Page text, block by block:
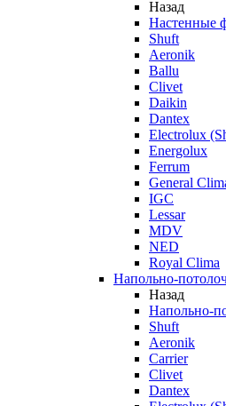
Назад
Настенные
Shuft
Aeronik
Ballu
Clivet
Daikin
Dantex
Electrolux
Energolux
Ferrum
General
IGC
Lessar
MDV
NED
Royal Clima
Напольно-
Назад
Напольно-
Shuft
Aeronik
Carrier
Clivet
Dantex